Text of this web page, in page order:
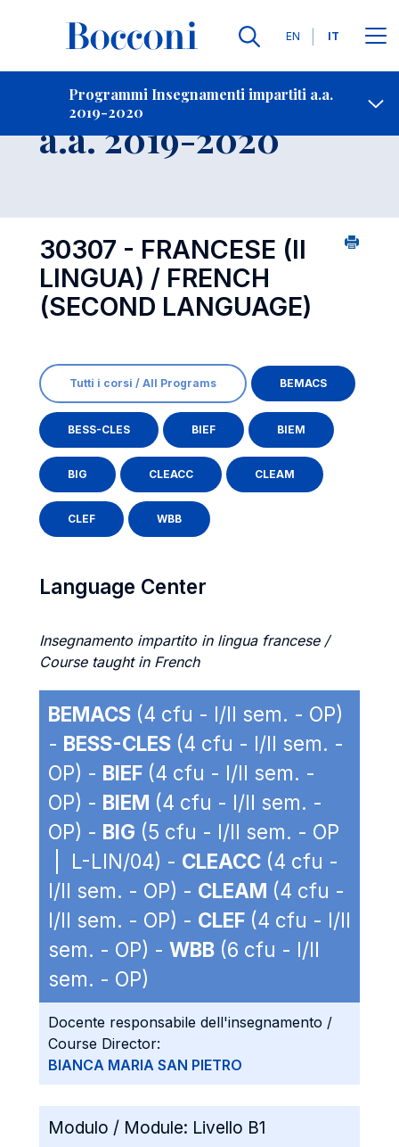
Lingue
EN IT
Programmi Insegnamenti impartiti a.a.
2019-2020
Contatti
Insegnamento
a.a. 2019-2020
30307 - FRANCESE (II
LINGUA) / FRENCH
(SECOND LANGUAGE)
Tutti i corsi / All Programs BEMACS
BESS-CLES BIEF BIEM
BIG CLEACC CLEAM
CLEF WBB
Language Center
Insegnamento impartito in lingua francese /
Course taught in French
BEMACS (4 cfu - I/II sem. - OP)
- BESS-CLES (4 cfu - I/II sem. -
OP) - BIEF (4 cfu - I/II sem. -
OP) - BIEM (4 cfu - I/II sem. -
OP) - BIG (5 cfu - I/II sem. - OP
| L-LIN/04) - CLEACC (4 cfu -
I/II sem. - OP) - CLEAM (4 cfu -
I/II sem. - OP) - CLEF (4 cfu - I/II
sem. - OP) - WBB (6 cfu - I/II
sem. - OP)
Docente responsabile dell'insegnamento /
Course Director:
BIANCA MARIA SAN PIETRO
Modulo / Module: Livello B1